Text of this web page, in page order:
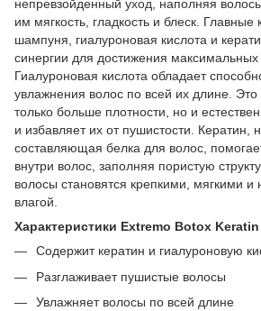
непревзойденный уход, наполняя
им мягкость, гладкость и блеск. Главные
шампуня, гиалуроновая кислота и
синергии для достижения максимальных
Гиалуроновая кислота обладает
увлажнения волос по всей их длине.
только больше плотности, но и
и избавляет их от пушистости. Кератин,
составляющая белка для волос,
внутри волос, заполняя пористую
волосы становятся крепкими, мягкими
влагой.
Характеристики Extremo Botox
Содержит кератин и гиалуроновую
Разглаживает пушистые волосы
Увлажняет волосы по всей длине